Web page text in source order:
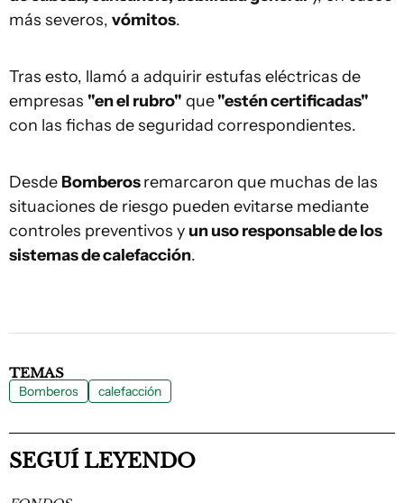
más severos, vómitos.
Tras esto, llamó a adquirir estufas eléctricas de
empresas "en el rubro" que"estén certificadas"
con las fichas de seguridad correspondientes.
Desde Bomberosremarcaron que muchas de las
situaciones de riesgo pueden evitarse mediante
controles preventivos y un uso responsable de los
sistemas de calefacción.
TEMAS
Bomberos calefacción
SEGUÍ LEYENDO